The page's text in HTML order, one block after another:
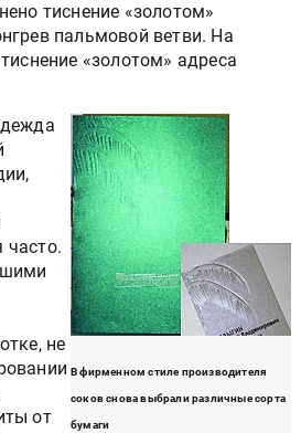
тиснение «золотом»
пальмовой ветви. На
«золотом» адреса
В фирменном стиле производителя
соков снова выбрали различные сорта
бумаги
не
от